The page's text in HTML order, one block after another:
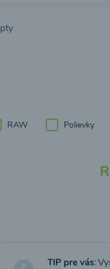
RAW Polievky
TIP pre vás: